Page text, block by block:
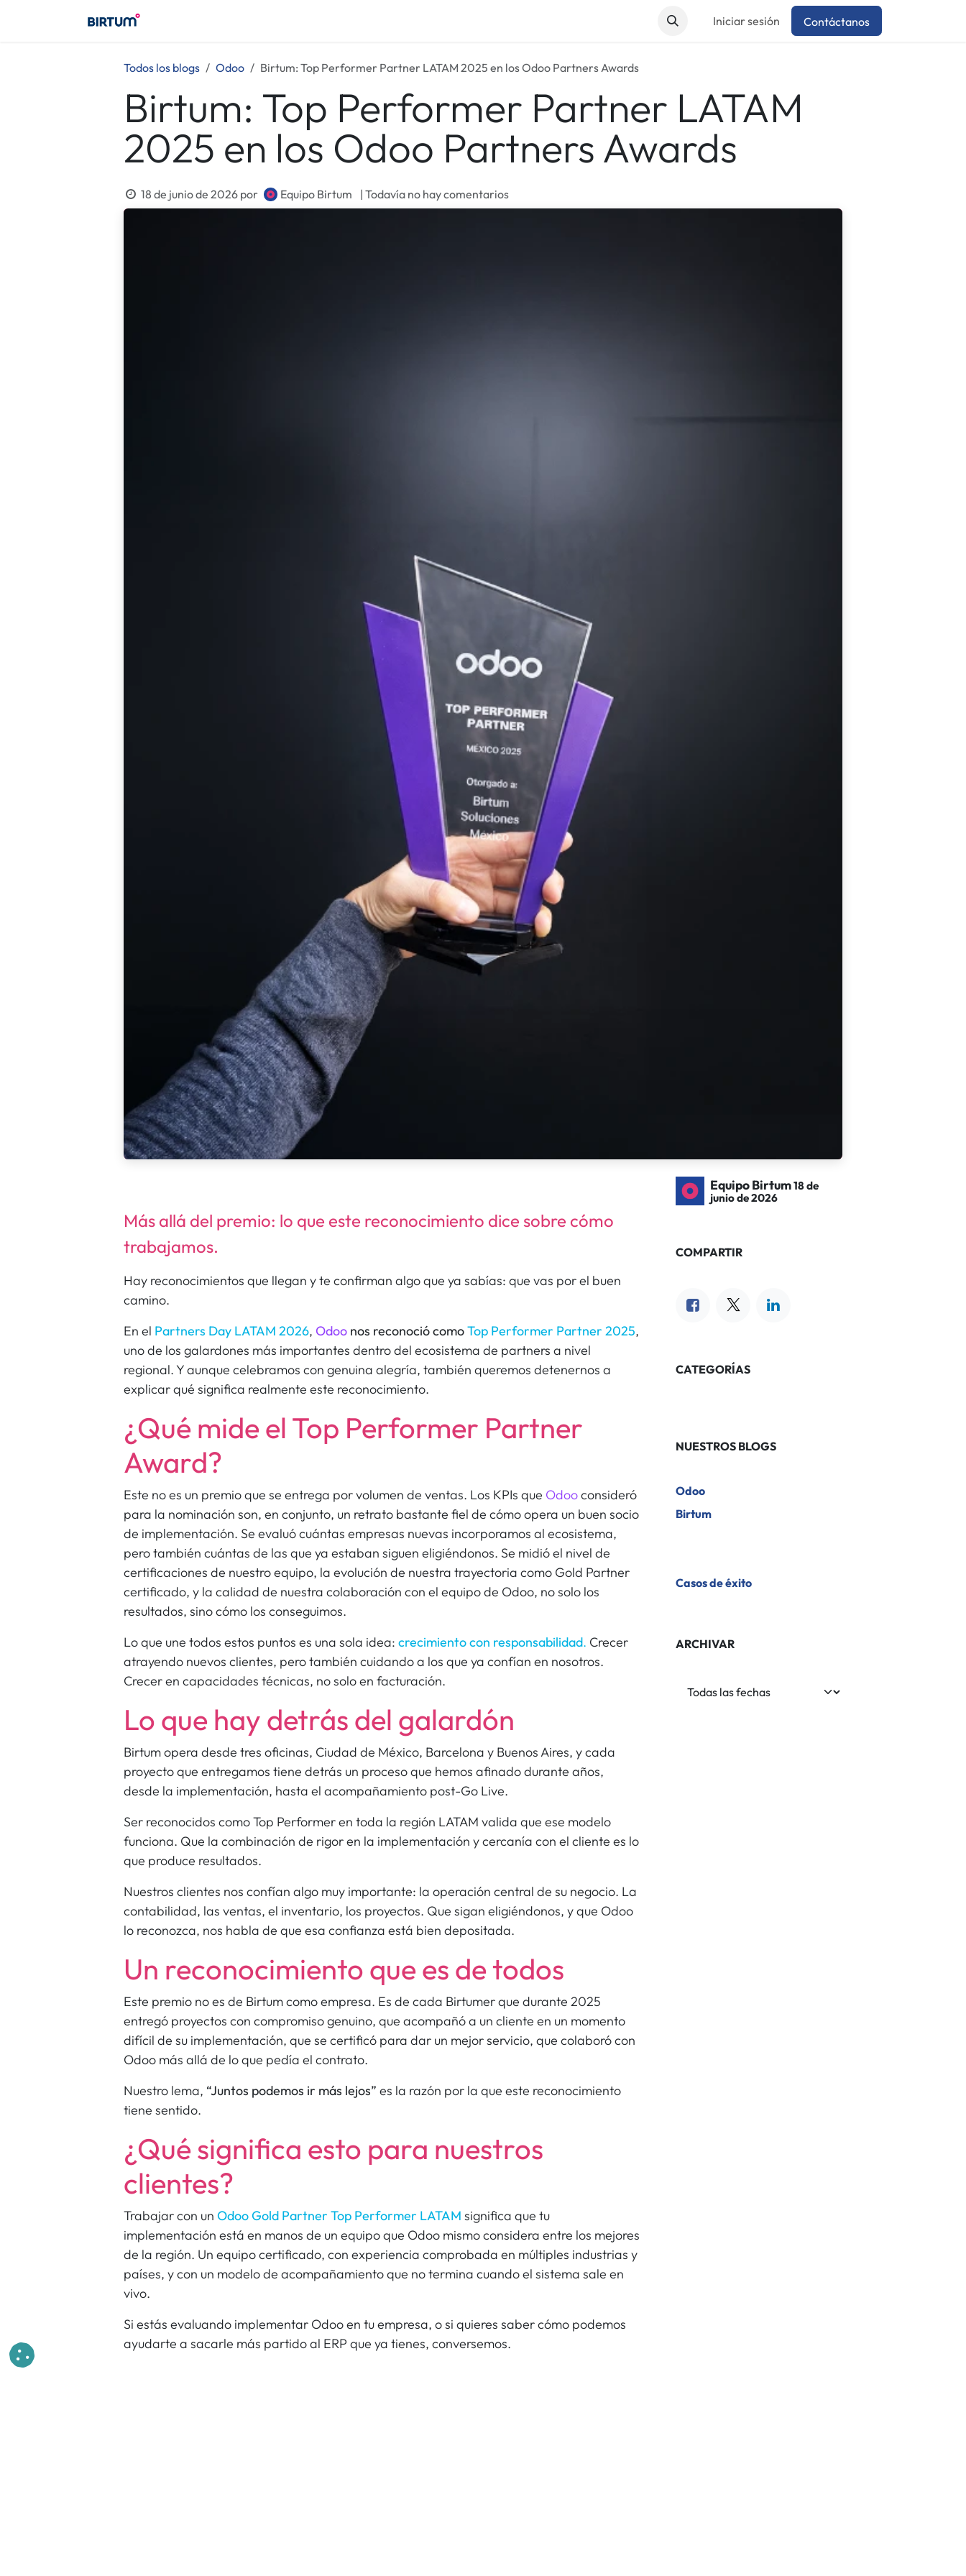
Iniciar sesión Contáctanos
Todos los blogs Odoo Birtum: Top Performer Partner LATAM 2025 en los Odoo Partners Awards
Birtum: Top Performer Partner LATAM
2025 en los Odoo Partners Awards
18 de junio de 2026 por Equipo Birtum | Todavía no hay comentarios
Más allá del premio: lo que este reconocimiento dice sobre cómo
trabajamos.
Hay reconocimientos que llegan y te confirman algo que ya sabías: que vas por el buen
camino.
En el Partners Day LATAM 2026, Odoo nos reconoció comoTop Performer Partner 2025,
uno de los galardones más importantes dentro del ecosistema de partners a nivel
regional. Y aunque celebramos con genuina alegría, también queremos detenernos a
explicar qué significa realmente este reconocimiento.
¿Qué mide el Top Performer Partner
Award?
Este no es un premio que se entrega por volumen de ventas. Los KPIs que Odooconsideró
para la nominación son, en conjunto, un retrato bastante fiel de cómo opera un buen socio
de implementación. Se evaluó cuántas empresas nuevas incorporamos al ecosistema,
pero también cuántas de las que ya estaban siguen eligiéndonos. Se midió el nivel de
certificaciones de nuestro equipo, la evolución de nuestra trayectoria como Gold Partner
certificado, y la calidad de nuestra colaboración con el equipo de Odoo, no solo los
resultados, sino cómo los conseguimos.
Lo que une todos estos puntos es una sola idea: crecimiento con responsabilidad. Crecer
atrayendo nuevos clientes, pero también cuidando a los que ya confían en nosotros.
Crecer en capacidades técnicas, no solo en facturación.
Lo que hay detrás del galardón
Birtum opera desde tres oficinas, Ciudad de México, Barcelona y Buenos Aires, y cada
proyecto que entregamos tiene detrás un proceso que hemos afinado durante años,
desde la implementación, hasta el acompañamiento post-Go Live.
Ser reconocidos como Top Performer en toda la región LATAM valida que ese modelo
funciona. Que la combinación de rigor en la implementación y cercanía con el cliente es lo
que produce resultados.
Nuestros clientes nos confían algo muy importante: la operación central de su negocio. La
contabilidad, las ventas, el inventario, los proyectos. Que sigan eligiéndonos, y que Odoo
lo reconozca, nos habla de que esa confianza está bien depositada.
Un reconocimiento que es de todos
Este premio no es de Birtum como empresa. Es de cada Birtumer que durante 2025
entregó proyectos con compromiso genuino, que acompañó a un cliente en un momento
difícil de su implementación, que se certificó para dar un mejor servicio, que colaboró con
Odoo más allá de lo que pedía el contrato.
Nuestro lema, “Juntos podemos ir más lejos” es la razón por la que este reconocimiento
tiene sentido.
¿Qué significa esto para nuestros
clientes?
Trabajar con un Odoo Gold Partner Top Performer LATAM significa que tu
implementación está en manos de un equipo que Odoo mismo considera entre los mejores
de la región. Un equipo certificado, con experiencia comprobada en múltiples industrias y
países, y con un modelo de acompañamiento que no termina cuando el sistema sale en
vivo.
Si estás evaluando implementar Odoo en tu empresa, o si quieres saber cómo podemos
ayudarte a sacarle más partido al ERP que ya tienes, conversemos.
Equipo Birtum18 de
junio de 2026
COMPARTIR
CATEGORÍAS
NUESTROS BLOGS
Odoo
Birtum
​Casos de éxito
ARCHIVAR